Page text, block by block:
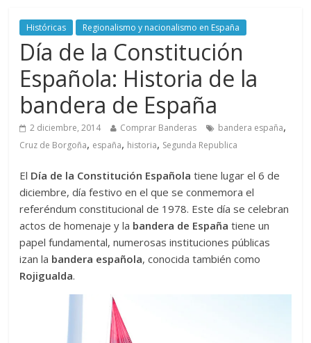
Históricas Regionalismo y nacionalismo en España
Día de la Constitución
Española: Historia de la
bandera de España
2 diciembre, 2014 Comprar Banderas bandera españa,
Cruz de Borgoña, españa, historia, Segunda Republica
El Día de la Constitución Española tiene lugar el 6 de
diciembre, día festivo en el que se conmemora el
referéndum constitucional de 1978. Este día se celebran
actos de homenaje y la bandera de España tiene un
papel fundamental, numerosas instituciones públicas
izan la bandera española, conocida también como
Rojigualda.